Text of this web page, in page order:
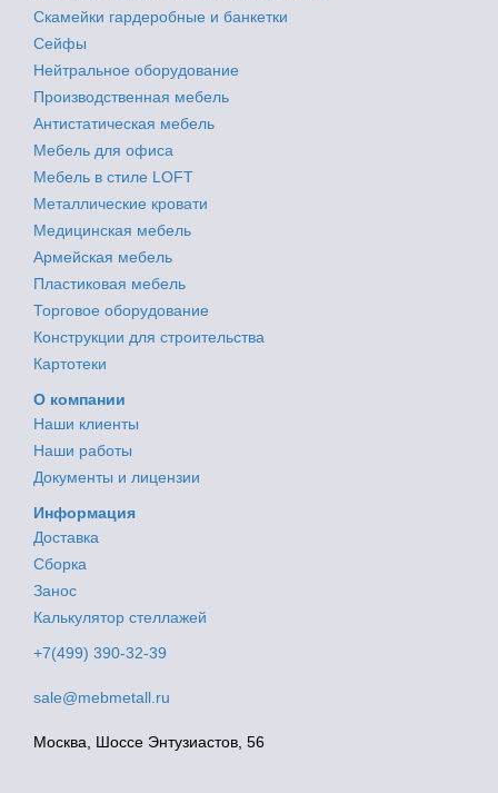
Скамейки гардеробные и банкетки
Сейфы
Нейтральное оборудование
Производственная мебель
Антистатическая мебель
Мебель для офиса
Мебель в стиле LOFT
Металлические кровати
Медицинская мебель
Армейская мебель
Пластиковая мебель
Торговое оборудование
Конструкции для строительства
Картотеки
О компании
Наши клиенты
Наши работы
Документы и лицензии
Информация
Доставка
Сборка
Занос
Калькулятор стеллажей
+7(499) 390-32-39
sale@mebmetall.ru
Москва, Шоссе Энтузиастов, 56